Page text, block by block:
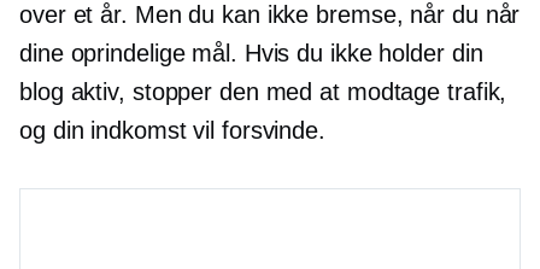
over et år. Men du kan ikke bremse, når du når
dine oprindelige mål. Hvis du ikke holder din
blog aktiv, stopper den med at modtage trafik,
og din indkomst vil forsvinde.